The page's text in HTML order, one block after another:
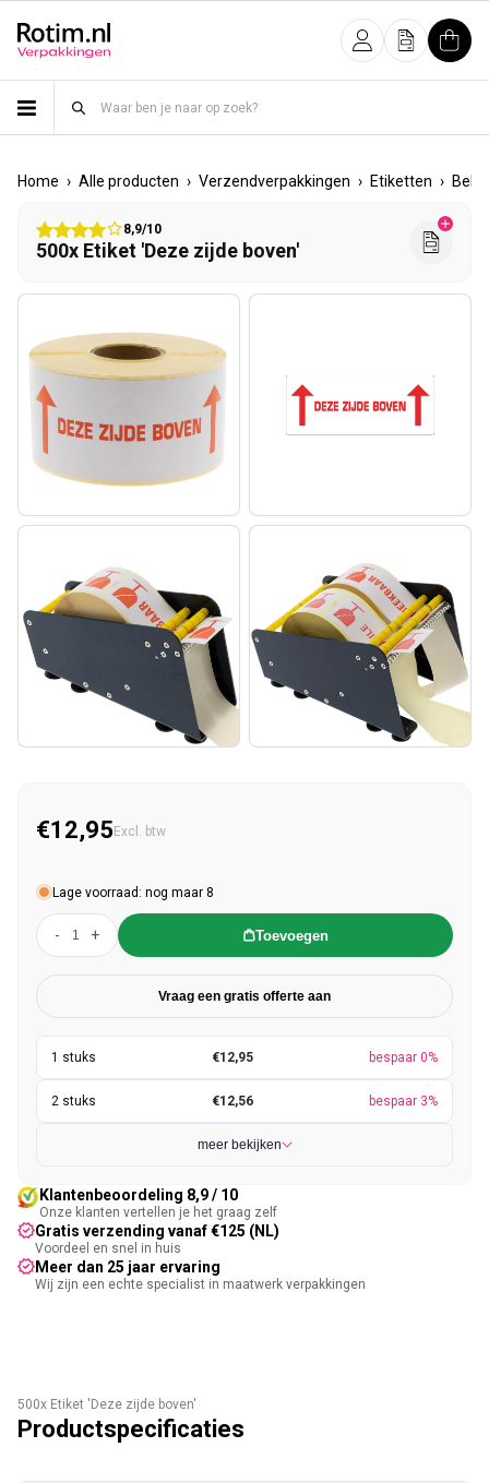
InloggenOfferte
Home › Alle producten › Verzendverpakkingen › Etiketten ›
8,9/10
500x Etiket 'Deze zijde boven'
Normale prijs
€12,95 Excl. btw
Lage voorraad: nog maar 8
- + Toevoegen
Vraag een gratis offerte aan
€12,95 bespaar 0%
€12,56 bespaar 3%
meer bekijken
Klantenbeoordeling 8,9 / 10
Onze klanten vertellen je het graag zelf
Gratis verzending vanaf €125 (NL)
Voordeel en snel in huis
Meer dan 25 jaar ervaring
Wij zijn een echte specialist in maatwerk verpakkingen
500x Etiket 'Deze zijde boven'
Productspecificaties